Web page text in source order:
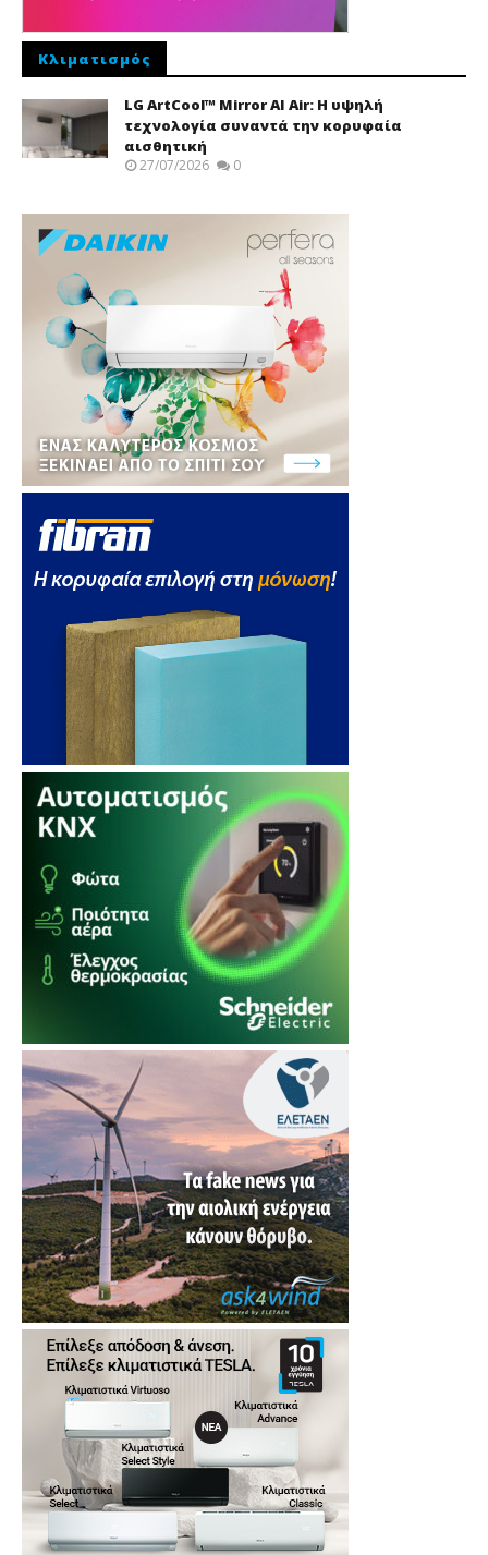
Κλιματισμός
LG ArtCool™ Mirror AI Air: Η υψηλή
τεχνολογία συναντά την κορυφαία
αισθητική
27/07/2026 0